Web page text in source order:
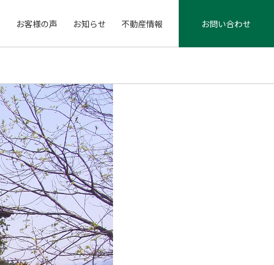
お客様の声 お知らせ 不動産情報 お問い合わせ